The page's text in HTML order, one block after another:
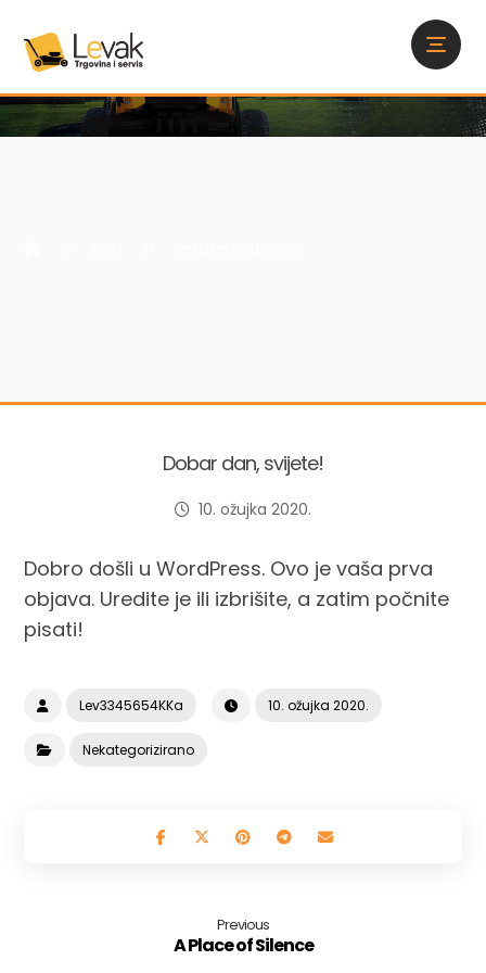
Dobar dan, svijete!
10. ožujka 2020.
Dobro došli u WordPress. Ovo je vaša prva
objava. Uredite je ili izbrišite, a zatim počnite
pisati!
Lev3345654KKa 10. ožujka 2020.
Nekategorizirano
Previous
A Place of Silence